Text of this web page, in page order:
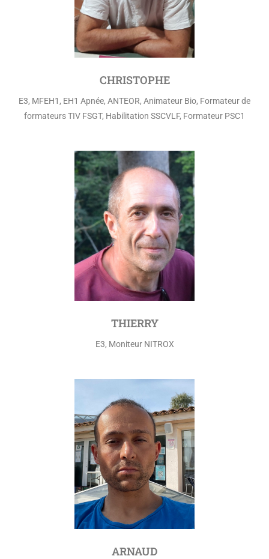
CHRISTOPHE
E3, MFEH1, EH1 Apnée, ANTEOR, Animateur Bio, Formateur de
formateurs TIV FSGT, Habilitation SSCVLF, Formateur PSC1
THIERRY
E3, Moniteur NITROX
ARNAUD